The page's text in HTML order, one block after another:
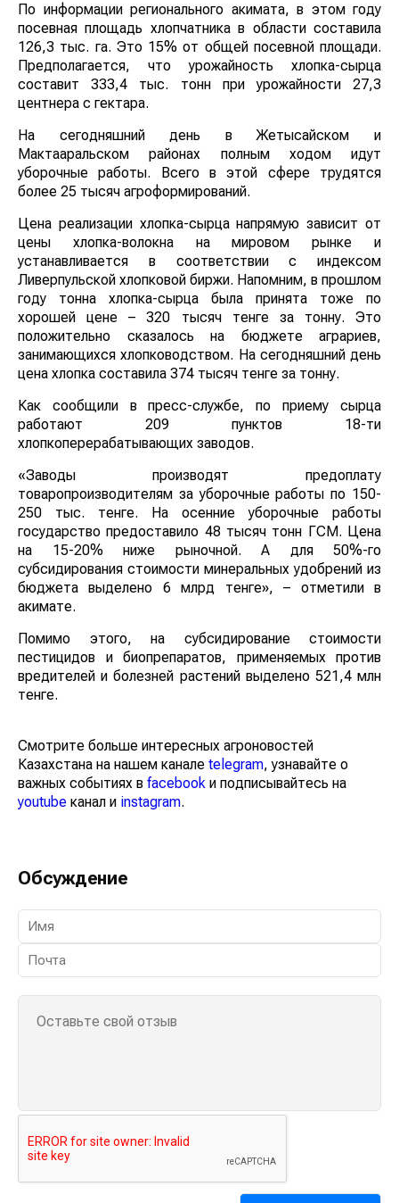
По информации регионального акимата, в этом году
посевная площадь хлопчатника в области составила
126,3 тыс. га. Это 15% от общей посевной площади.
Предполагается, что урожайность хлопка-сырца
составит 333,4 тыс. тонн при урожайности 27,3
центнера с гектара.
На сегодняшний день в Жетысайском и
Мактааральском районах полным ходом идут
уборочные работы. Всего в этой сфере трудятся
более 25 тысяч агроформирований.
Цена реализации хлопка-сырца напрямую зависит от
цены хлопка-волокна на мировом рынке и
устанавливается в соответствии с индексом
Ливерпульской хлопковой биржи. Напомним, в прошлом
году тонна хлопка-сырца была принята тоже по
хорошей цене – 320 тысяч тенге за тонну. Это
положительно сказалось на бюджете аграриев,
занимающихся хлопководством. На сегодняшний день
цена хлопка составила 374 тысяч тенге за тонну.
Как сообщили в пресс-службе, по приему сырца
работают 209 пунктов 18-ти
хлопкоперерабатывающих заводов.
«Заводы производят предоплату
товаропроизводителям за уборочные работы по 150-
250 тыс. тенге. На осенние уборочные работы
государство предоставило 48 тысяч тонн ГСМ. Цена
на 15-20% ниже рыночной. А для 50%-го
субсидирования стоимости минеральных удобрений из
бюджета выделено 6 млрд тенге», – отметили в
акимате.
Помимо этого, на субсидирование стоимости
пестицидов и биопрепаратов, применяемых против
вредителей и болезней растений выделено 521,4 млн
тенге.
Смотрите больше интересных агроновостей
Казахстана на нашем канале telegram, узнавайте о
важных событиях в facebook и подписывайтесь на
youtube канал и instagram.
Обсуждение